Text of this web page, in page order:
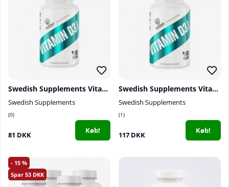
Swedish Supplements Vitamin D3 2500IU, 90 caps
Swedish Supplements
0
81 DKK Køb!
Swedish Supplements Vitamin D3 4000IU, 90 caps
Swedish Supplements
1
117 DKK Køb!
15
53